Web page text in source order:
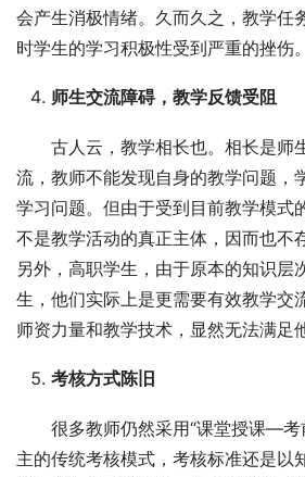
会产生消极情绪。久而久之，教学任
时学生的学习积极性受到严重的挫伤。
师生交流障碍，教学反馈受阻
古人云，教学相长也。相长是师
流，教师不能发现自身的教学问题，
学习问题。但由于受到目前教学模式
不是教学活动的真正主体，因而也不
另外，高职学生，由于原本的知识层
生，他们实际上是更需要有效教学交
师资力量和教学技术，显然无法满足
考核方式陈旧
很多教师仍然采用“课堂授课—
主的传统考核模式，考核标准还是以